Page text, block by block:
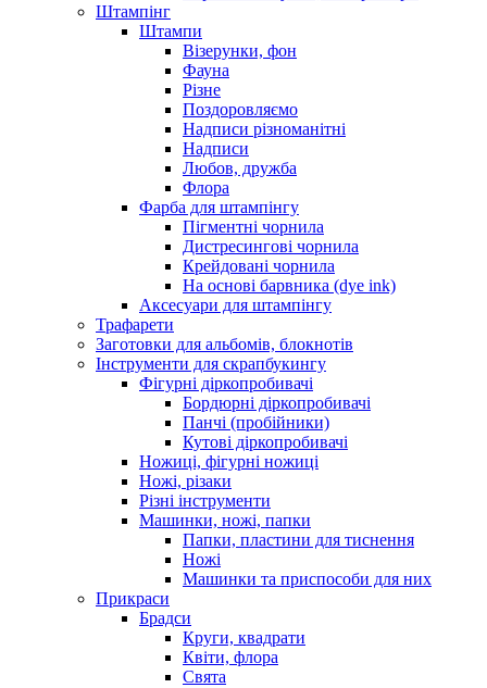
Штампінг
Штампи
Візерунки, фон
Фауна
Різне
Поздоровляємо
Надписи різноманітні
Надписи
Любов, дружба
Флора
Фарба для штампінгу
Пігментні чорнила
Дистресингові чорнила
Крейдовані чорнила
На основі барвника (dye ink)
Аксесуари для штампінгу
Трафарети
Заготовки для альбомів, блокнотів
Інструменти для скрапбукингу
Фігурні діркопробивачі
Бордюрні діркопробивачі
Панчі (пробійники)
Кутові діркопробивачі
Ножиці, фігурні ножиці
Ножі, різаки
Різні інструменти
Машинки, ножі, папки
Папки, пластини для тиснення
Ножі
Машинки та приспособи для них
Прикраси
Брадси
Круги, квадрати
Квіти, флора
Свята